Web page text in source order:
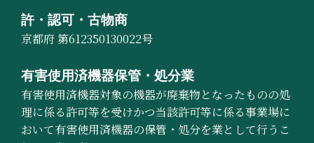
許・認可・古物商
京都府 第612350130022号
有害使用済機器保管・処分業
有害使用済機器対象の機器が廃棄物となったものの処
理に係る許可等を受けかつ当該許可等に係る事業場に
おいて有害使用済機器の保管・処分を業として行うこ